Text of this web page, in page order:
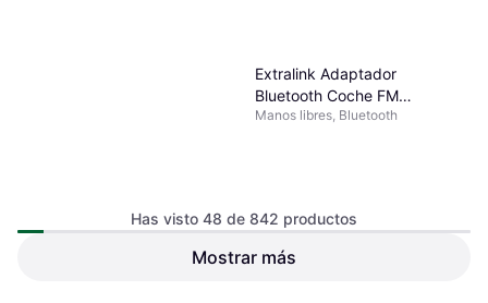
Tlily Kit Coche Transmisor FM
Extralink Adaptador
Bluetooth Coche FM
Transmitter
Manos libres, Bluetooth
Has visto 48 de 842 productos
Mostrar más